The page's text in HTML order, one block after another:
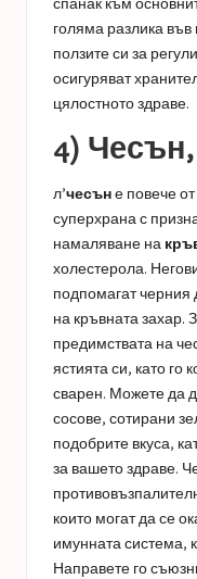
голяма разлика
ползите си за
осигуряват
цялостното здраве.
4)
л’чесъне повече
суперхрана с
намаляване на
холестерола.
подпомагат черния
на кръвната захар.
предимствата на
ястията си, като го
сварен. Можете да
сосове, сотирани
подобрите вкуса,
за вашето здраве.
които могат да се
имунната система,
Направете го